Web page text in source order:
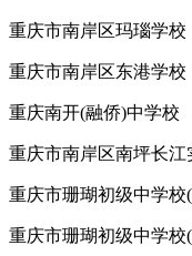
重庆市南岸区玛瑙学校
重庆市南岸区东港学校
重庆南开(融侨)中学校
重庆市南岸区南坪长江
重庆市珊瑚初级中学校
重庆市珊瑚初级中学校